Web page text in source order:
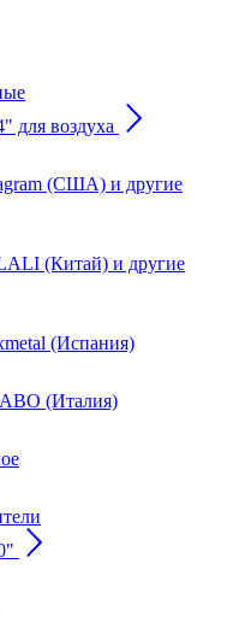
для воздуха
(США) и другие
(Китай) и другие
(Испания)
(Италия)